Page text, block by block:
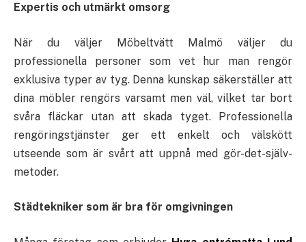
Expertis och utmärkt omsorg
När du väljer Möbeltvätt Malmö väljer du
professionella personer som vet hur man rengör
exklusiva typer av tyg. Denna kunskap säkerställer att
dina möbler rengörs varsamt men väl, vilket tar bort
svåra fläckar utan att skada tyget. Professionella
rengöringstjänster ger ett enkelt och välskött
utseende som är svårt att uppnå med gör-det-själv-
metoder.
Städtekniker som är bra för omgivningen